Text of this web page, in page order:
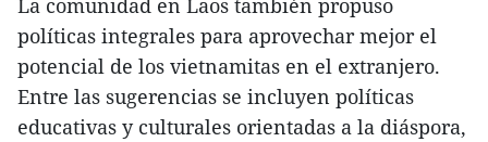
La comunidad en Laos también propuso
políticas integrales para aprovechar mejor el
potencial de los vietnamitas en el extranjero.
Entre las sugerencias se incluyen políticas
educativas y culturales orientadas a la diáspora,